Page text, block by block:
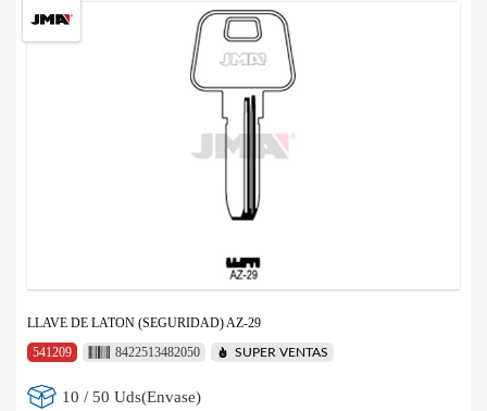
LLAVE DE LATON (SEGURIDAD) AZ-29
541209
8422513482050 SUPER VENTAS
10 / 50 Uds(Envase)